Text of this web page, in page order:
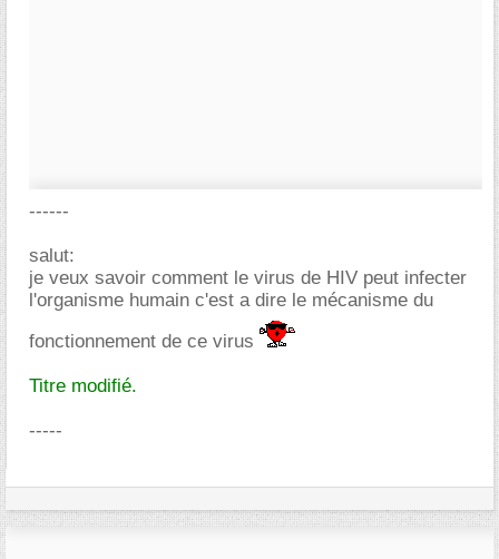
------
salut:
je veux savoir comment le virus de HIV peut infecter
l'organisme humain c'est a dire le mécanisme du
fonctionnement de ce virus
Titre modifié.
-----